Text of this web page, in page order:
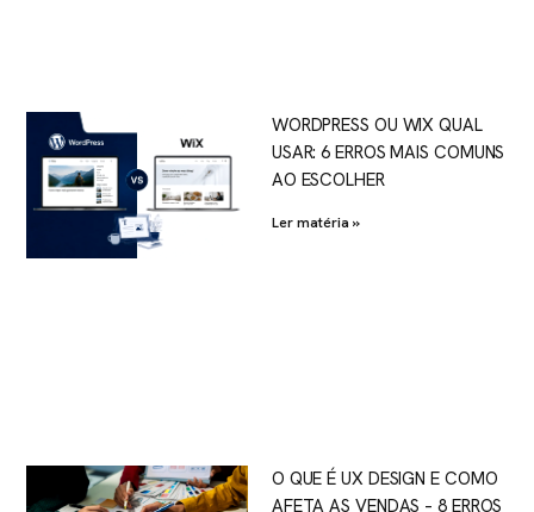
WORDPRESS OU WIX QUAL
USAR: 6 ERROS MAIS COMUNS
AO ESCOLHER
Ler matéria »
O QUE É UX DESIGN E COMO
AFETA AS VENDAS – 8 ERROS